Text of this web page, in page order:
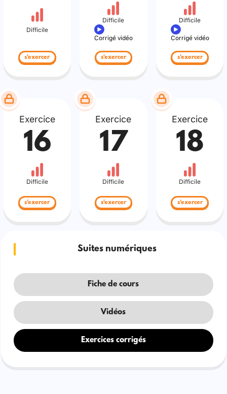
Difficile
s'exercer
Difficile
Corrigé vidéo
s'exercer
Difficile
Corrigé vidéo
s'exercer
Exercice
16
Difficile
s'exercer
Exercice
17
Difficile
s'exercer
Exercice
18
Difficile
s'exercer
Suites numériques
Fiche de cours
Vidéos
Exercices corrigés